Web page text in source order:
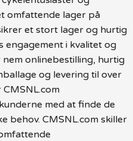
omfattende lager på
et stort lager og hurtig
engagement i kvalitet og
onlinebestilling, hurtig
og levering til over
med at finde de
behov. CMSNL.com skiller